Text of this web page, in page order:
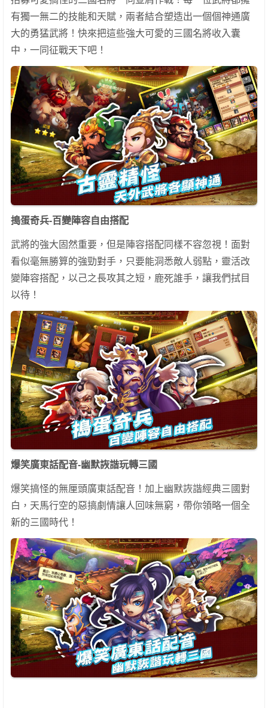
有獨一無二的技能和天賦，兩者結合塑造出一個個神通廣
大的勇猛武將！快來把這些強大可愛的三國名將收入囊
中，一同征戰天下吧！
搗蛋奇兵-百變陣容自由搭配
武將的強大固然重要，但是陣容搭配同樣不容忽視！面對
看似毫無勝算的強勁對手，只要能洞悉敵人弱點，靈活改
變陣容搭配，以己之長攻其之短，鹿死誰手，讓我們拭目
以待！
爆笑廣東話配音-幽默詼諧玩轉三國
爆笑搞怪的無厘頭廣東話配音！加上幽默詼諧經典三國對
白，天馬行空的惡搞劇情讓人回味無窮，帶你領略一個全
新的三國時代！